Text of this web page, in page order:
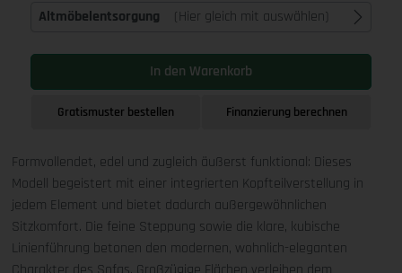
Altmöbelentsorgung (Hier gleich mit auswählen)
In den Warenkorb
Gratismuster bestellen Finanzierung berechnen
Formvollendet, edel und zugleich äußerst funktional: Dieses
Modell begeistert mit einer integrierten Kopfteilverstellung in
jedem Element und bietet dadurch außergewöhnlichen
Sitzkomfort. Die feine Steppung sowie die klare, kubische
Linienführung betonen den modernen, wohnlich-eleganten